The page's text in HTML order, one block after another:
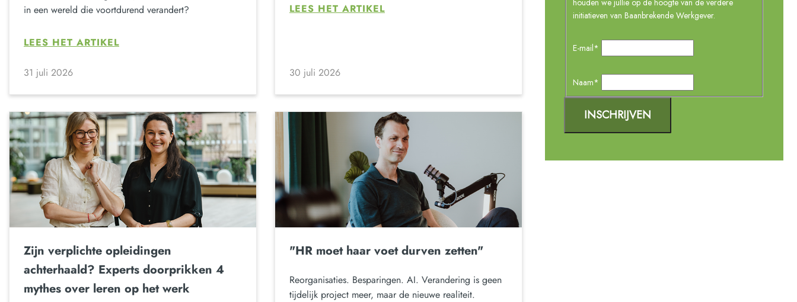
in een wereld die voortdurend verandert?
LEES HET ARTIKEL
31 juli 2026
LEES HET ARTIKEL
30 juli 2026
Zijn verplichte opleidingen
achterhaald? Experts doorprikken 4
mythes over leren op het werk
"HR moet haar voet durven zetten"
Reorganisaties. Besparingen. AI. Verandering is geen
tijdelijk project meer, maar de nieuwe realiteit.